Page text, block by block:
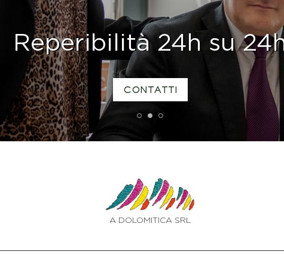
1 2 3
Reperibilità 24h su
CONTATTI
A DOLOMITICA SRL